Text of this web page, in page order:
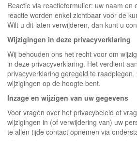
Reactie via reactieformulier: uw naam en
reactie worden enkel zichtbaar voor de
Wilt u dit laten verwijderen, dan kunt u
Wijzigingen in deze privacyverklaring
Wij behouden ons het recht voor om
in deze privacyverklaring. Het verdient
privacyverklaring geregeld te raadplegen,
wijzigingen op de hoogte bent.
Inzage en wijzigen van uw gegevens
Voor vragen over het privacybeleid of
wijzigingen in (of verwijdering van) uw
te allen tijde contact opnemen via